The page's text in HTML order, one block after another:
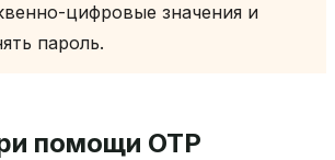
цифровые значения и
пароль.
помощи OTP